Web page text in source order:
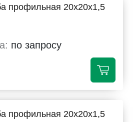
профильная 20х20х1,5
по запросу
профильная 20х20х1,5